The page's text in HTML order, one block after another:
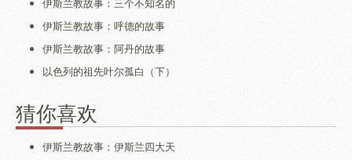
伊斯兰教故事：呼德的故事
伊斯兰教故事：阿丹的故事
以色列的祖先叶尔孤白（下）
猜你喜欢
伊斯兰教故事：伊斯兰四大天